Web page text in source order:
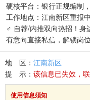
硬核平台：银行正规编制
工作地点：江南新区重报
♂ 自荐/内推双向热招！身
有意向直接私信，解锁岗
地 区： 江南新区
提 示： 该信息已失效，
使用信息须知